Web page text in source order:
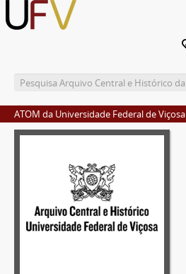
ATOM da Universidade Federal de Viçosa